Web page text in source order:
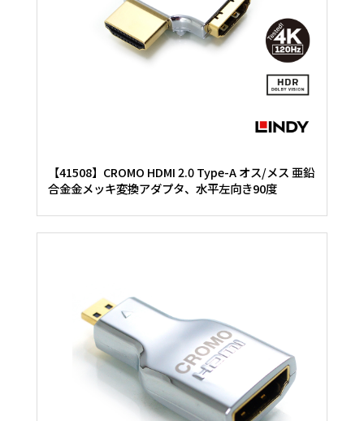
【41508】CROMO HDMI 2.0 Type-A オス/メス 亜鉛
合金金メッキ変換アダプタ、水平左向き90度